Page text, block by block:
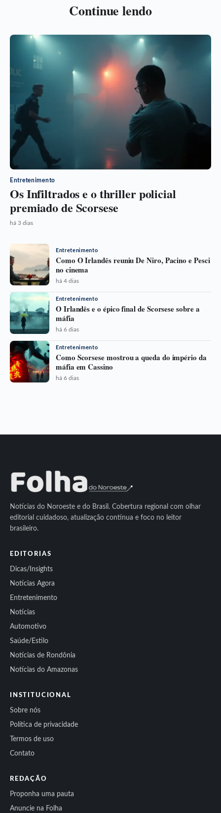
Continue lendo
Entretenimento
Os Infiltrados e o thriller policial
premiado de Scorsese
há 3 dias
Entretenimento
Como O Irlandês reuniu De Niro, Pacino e Pesci
no cinema
há 4 dias
Entretenimento
O Irlandês e o épico final de Scorsese sobre a
máfia
há 6 dias
Entretenimento
Como Scorsese mostrou a queda do império da
máfia em Cassino
há 6 dias
Notícias do Noroeste e do Brasil. Cobertura regional com olhar
editorial cuidadoso, atualização contínua e foco no leitor
brasileiro.
EDITORIAS
Dicas/Insights
Notícias Agora
Entretenimento
Notícias
Automotivo
Saúde/Estilo
Notícias de Rondônia
Notícias do Amazonas
INSTITUCIONAL
Sobre nós
Política de privacidade
Termos de uso
Contato
REDAÇÃO
Proponha uma pauta
Anuncie na Folha